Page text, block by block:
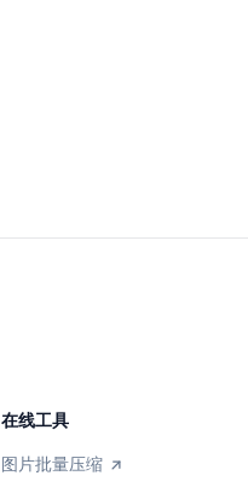
在线工具
图片批量压缩